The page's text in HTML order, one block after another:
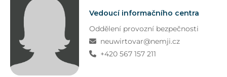
Vedoucí informačního centra
Oddělení provozní bezpečnosti
neuwirtovar@nemji.cz
+420 567 157 211